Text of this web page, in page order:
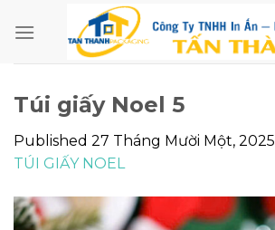
Túi giấy Noel 5
Published 27 Tháng Mười Một, 2025
TÚI GIẤY NOEL